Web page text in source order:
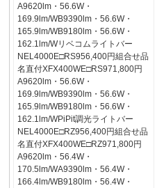
A9620lm・56.6W・
169.9lm/WB9390lm・56.6W・
165.9lm/WB9180lm・56.6W・
162.1lm/Wリベコムライトバー
NEL4000E□RS956,400円組合せ品
名直付XFX400WE□RS971,800円
A9620lm・56.6W・
169.9lm/WB9390lm・56.6W・
165.9lm/WB9180lm・56.6W・
162.1lm/WPiPit調光ライトバー
NEL4000E□RZ956,400円組合せ品
名直付XFX400WE□RZ971,800円
A9620lm・56.4W・
170.5lm/WA9390lm・56.4W・
166.4lm/WB9180lm・56.4W・